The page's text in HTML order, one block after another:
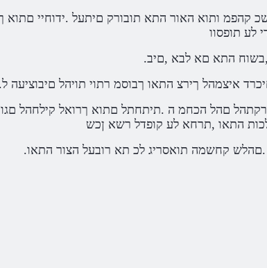
לע תופסוו
,בשוח התא םא לבא ,םיב
איצמהל ךירצ התאו ךבוסמ רתוי תויהל םיבוציעה ל
התאו ,תרחא לע קופדל רשא ןכש